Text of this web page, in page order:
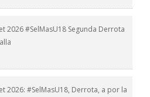
2026 #SelMasU18 Segunda Derrota
2026: #SelMasU18, Derrota, a por la